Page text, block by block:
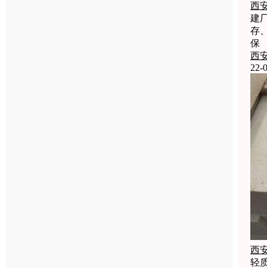
西
建
存
保
西
22-
西
轻